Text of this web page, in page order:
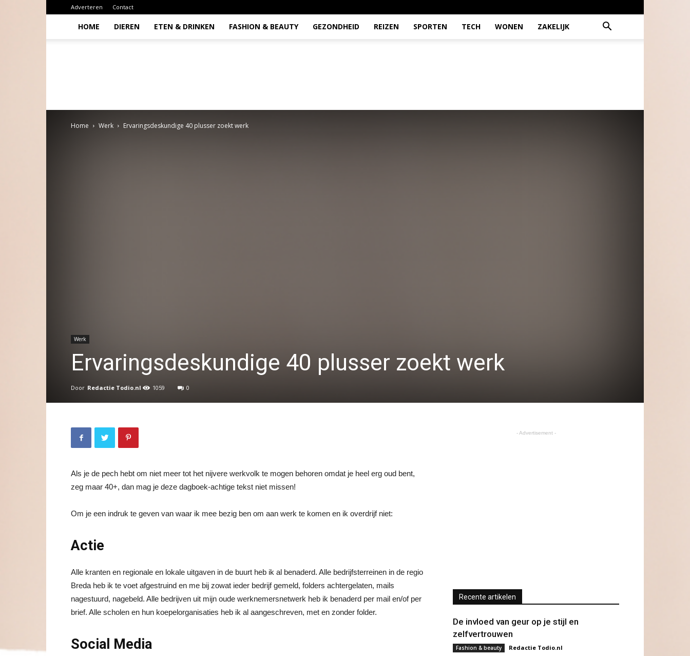
Adverteren Contact
HOME DIEREN ETEN & DRINKEN FASHION & BEAUTY GEZONDHEID REIZEN SPORTEN TECH WONEN ZAKELIJK
Home Werk Ervaringsdeskundige 40 plusser zoekt werk
Werk
Ervaringsdeskundige 40 plusser zoekt werk
Door Redactie Todio.nl 1059 0
Als je de pech hebt om niet meer tot het nijvere werkvolk te mogen behoren omdat je heel erg oud bent,
zeg maar 40+, dan mag je deze dagboek-achtige tekst niet missen!
Om je een indruk te geven van waar ik mee bezig ben om aan werk te komen en ik overdrijf niet:
Actie
Alle kranten en regionale en lokale uitgaven in de buurt heb ik al benaderd. Alle bedrijfsterreinen in de regio
Breda heb ik te voet afgestruind en me bij zowat ieder bedrijf gemeld, folders achtergelaten, mails
nagestuurd, nagebeld. Alle bedrijven uit mijn oude werknemersnetwerk heb ik benaderd per mail en/of per
brief. Alle scholen en hun koepelorganisaties heb ik al aangeschreven, met en zonder folder.
Social Media
- Advertisement -
Recente artikelen
De invloed van geur op je stijl en
zelfvertrouwen
Fashion & beauty Redactie Todio.nl